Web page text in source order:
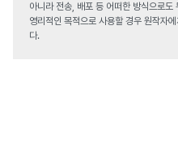
아니라 전송, 배포 등 어떠한 방식으로도
영리적인 목적으로 사용할 경우 원작자
다.